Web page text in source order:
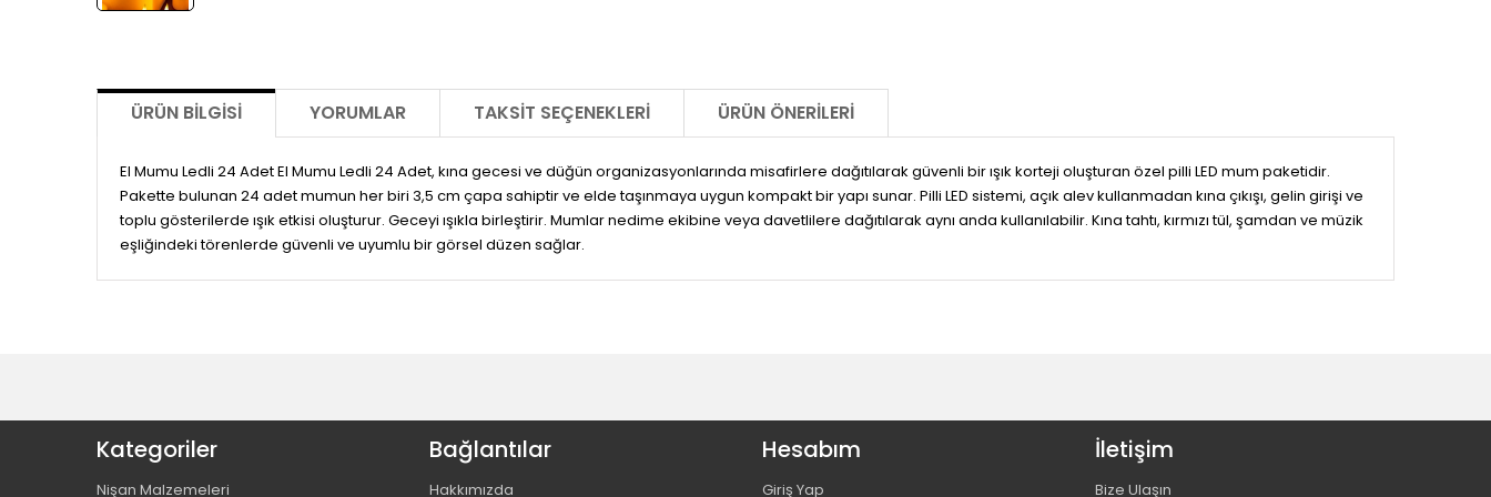
ÜRÜN BILGISI YORUMLAR TAKSIT SEÇENEKLERI ÜRÜN ÖNERILERI
El Mumu Ledli 24 Adet El Mumu Ledli 24 Adet, kına gecesi ve düğün organizasyonlarında misafirlere dağıtılarak güvenli bir ışık korteji oluşturan özel pilli LED mum paketidir.
Pakette bulunan 24 adet mumun her biri 3,5 cm çapa sahiptir ve elde taşınmaya uygun kompakt bir yapı sunar. Pilli LED sistemi, açık alev kullanmadan kına çıkışı, gelin girişi ve
toplu gösterilerde ışık etkisi oluşturur. Geceyi ışıkla birleştirir. Mumlar nedime ekibine veya davetlilere dağıtılarak aynı anda kullanılabilir. Kına tahtı, kırmızı tül, şamdan ve müzik
eşliğindeki törenlerde güvenli ve uyumlu bir görsel düzen sağlar.
Kategoriler
Nişan Malzemeleri
Bağlantılar
Hakkımızda
Hesabım
Giriş Yap
İletişim
Bize Ulaşın